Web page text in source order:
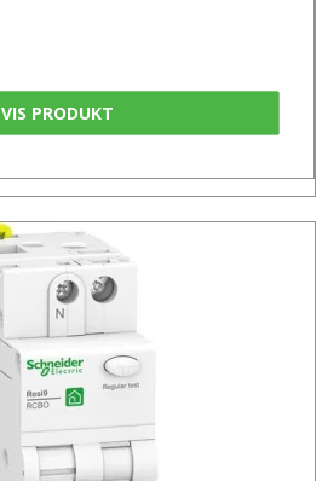
VIS PRODUKT